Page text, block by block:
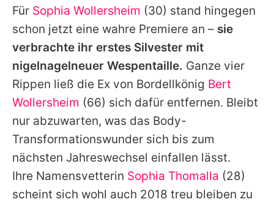
Für Sophia Wollersheim (30) stand hingegen
schon jetzt eine wahre Premiere an – sie
verbrachte ihr erstes Silvester mit
nigelnagelneuer Wespentaille. Ganze vier
Rippen ließ die Ex von Bordellkönig Bert
Wollersheim (66) sich dafür entfernen. Bleibt
nur abzuwarten, was das Body-
Transformationswunder sich bis zum
nächsten Jahreswechsel einfallen lässt.
Ihre Namensvetterin Sophia Thomalla (28)
scheint sich wohl auch 2018 treu bleiben zu